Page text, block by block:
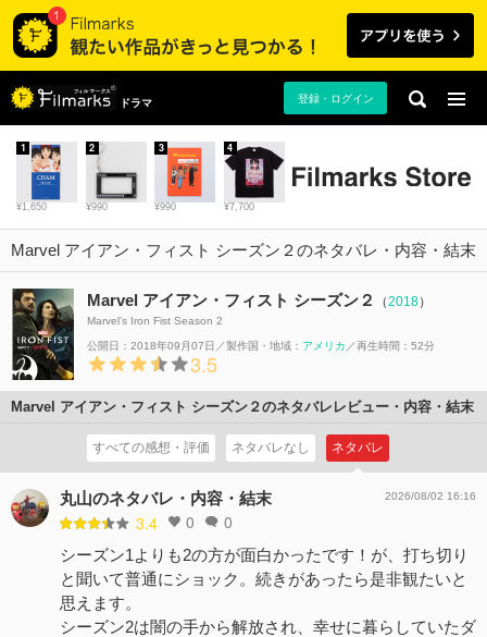
ドラマ 登録・ログイン
¥1,650
1
¥990
2
¥990
3
¥7,700
4
Marvel アイアン・フィスト シーズン２のネタバレ・内容・結末
Marvel アイアン・フィスト シーズン２ （2018）
Marvel’s Iron Fist Season 2
公開日：2018年09月07日 製作国・地域： アメリカ 再生時間：52分
3.5
Marvel アイアン・フィスト シーズン２のネタバレレビュー・内容・結末
すべての感想・評価 ネタバレなし ネタバレ
丸山のネタバレ・内容・結末
3.4 0 0
2026/08/02 16:16
シーズン1よりも2の方が面白かったです！が、打ち切り
と聞いて普通にショック。続きがあったら是非観たいと
思えます。
シーズン2は闇の手から解放され、幸せに暮らしていたダ